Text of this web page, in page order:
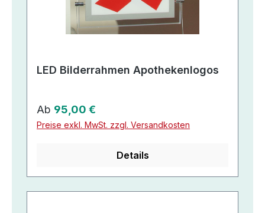
LED Bilderrahmen Apothekenlogos
Regulärer Preis:
Ab 95,00 €
Preise exkl. MwSt. zzgl. Versandkosten
Details